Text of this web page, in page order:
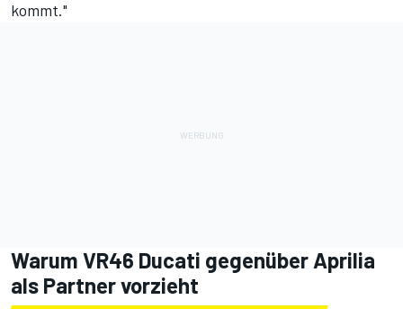
kommt."
Warum VR46 Ducati gegenüber Aprilia
als Partner vorzieht